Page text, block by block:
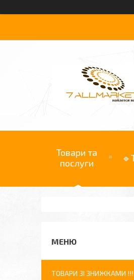
Товари та
послуги
ТОВАРИ ЗІ ЗНИЖКАМИ !!!